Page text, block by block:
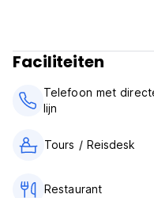
Faciliteiten
Telefoon met
lijn
Tours / Reisdesk
Restaurant